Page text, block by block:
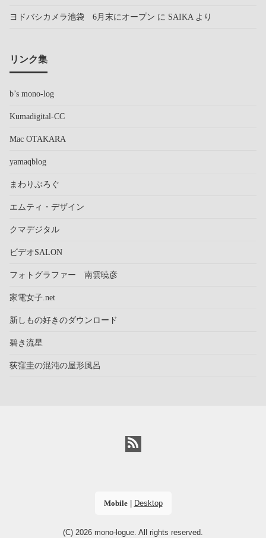
ヨドバシカメラ池袋 6月末にオープン に SAIKAより
リンク集
b’s mono-log
Kumadigital-CC
Mac OTAKARA
yamaqblog
まわりぶろぐ
エムティ・デザイン
クマデジタル
ビデオSALON
フォトグラファー 南雲暁彦
家電女子.net
新しもの好きのダウンロード
碧き流星
荻窪圭の混沌の屋形風呂
Mobile| Desktop
(C) 2026 mono-logue . All rights reserved.